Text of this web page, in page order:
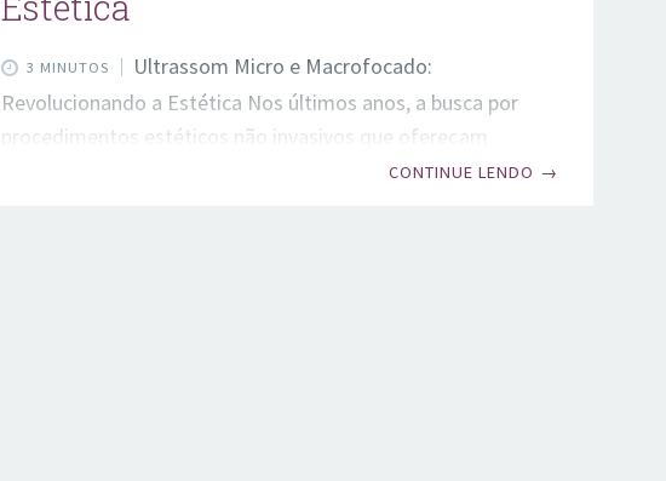
3 MINUTOS
Ultrassom Micro e Macrofocado:
Revolucionando a Estética Nos últimos anos, a busca por
procedimentos estéticos não invasivos que ofereçam
resultados eficazes e naturais tem crescidoCONTINUE LENDO →